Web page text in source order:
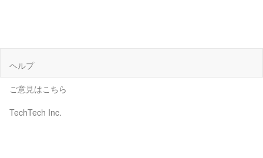
ヘルプ
ご意見はこちら
TechTech Inc.